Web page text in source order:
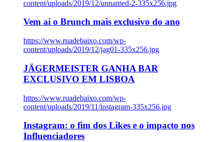
content/uploads/2019/12/unnamed-2-335x256.jpg
Vem ai o Brunch mais exclusivo do ano
https://www.ruadebaixo.com/wp-
content/uploads/2019/12/jag01-335x256.jpg
JÄGERMEISTER GANHA BAR
EXCLUSIVO EM LISBOA
https://www.ruadebaixo.com/wp-
content/uploads/2019/11/instagram-335x256.jpg
Instagram: o fim dos Likes e o impacto nos
Influenciadores